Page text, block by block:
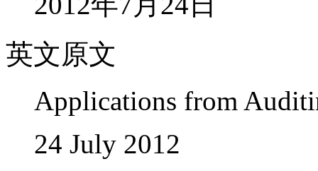
英文原文
Applications from
24 July 2012